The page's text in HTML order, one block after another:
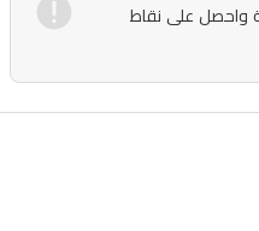
واحصل على نقاط